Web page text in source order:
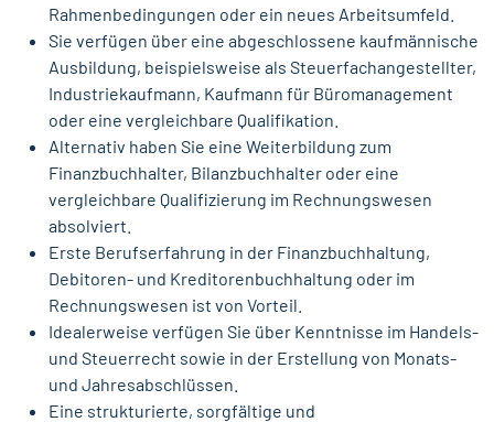
Rahmenbedingungen oder ein neues Arbeitsumfeld.
Sie verfügen über eine abgeschlossene kaufmännische
Ausbildung, beispielsweise als Steuerfachangestellter,
Industriekaufmann, Kaufmann für Büromanagement
oder eine vergleichbare Qualifikation.
Alternativ haben Sie eine Weiterbildung zum
Finanzbuchhalter, Bilanzbuchhalter oder eine
vergleichbare Qualifizierung im Rechnungswesen
absolviert.
Erste Berufserfahrung in der Finanzbuchhaltung,
Debitoren- und Kreditorenbuchhaltung oder im
Rechnungswesen ist von Vorteil.
Idealerweise verfügen Sie über Kenntnisse im Handels-
und Steuerrecht sowie in der Erstellung von Monats-
und Jahresabschlüssen.
Eine strukturierte, sorgfältige und